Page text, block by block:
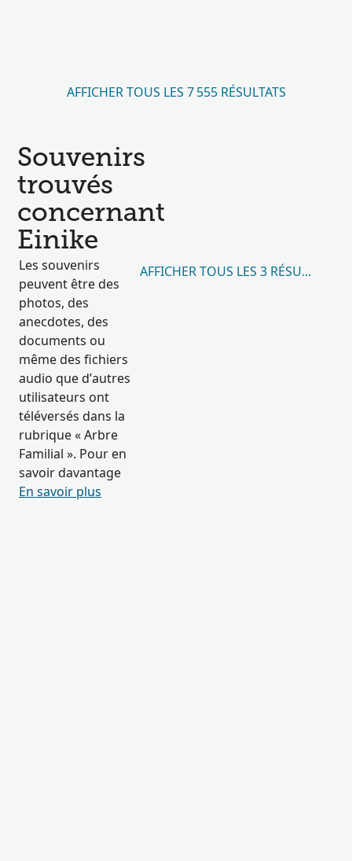
AFFICHER TOUS LES 7 555 RÉSULTATS
Souvenirs
trouvés
concernant
Einike
Les souvenirs
peuvent être des
photos, des
anecdotes, des
documents ou
même des fichiers
audio que d’autres
utilisateurs ont
téléversés dans la
rubrique « Arbre
Familial ». Pour en
savoir davantage
En savoir plus
AFFICHER TOUS LES 3 RÉSULTATS